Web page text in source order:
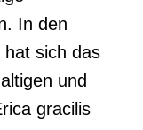
In den
hat sich das
und
gracilis